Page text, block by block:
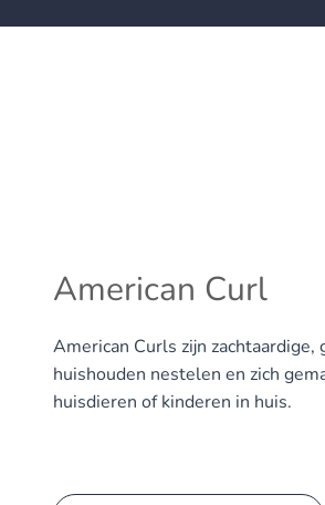
American Curl
American Curls zijn
huishouden nestelen en zich
huisdieren of kinderen in huis.